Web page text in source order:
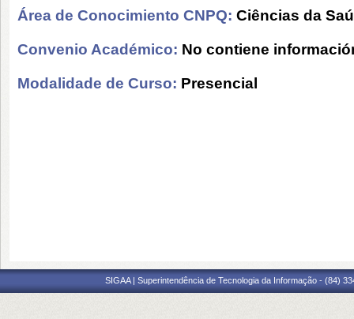
Área de Conocimiento CNPQ: Ciências da
Convenio Académico: No contiene
Modalidade de Curso: Presencial
SIGAA | Superintendência de Tecnologia da Informação - (84)